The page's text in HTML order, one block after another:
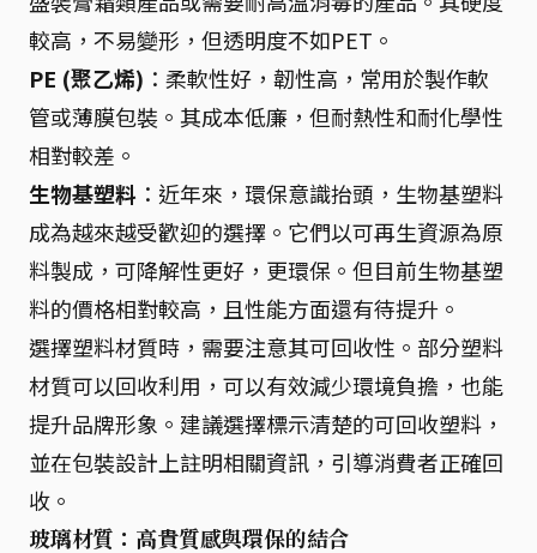
較高，不易變形，但透明度不如PET。
PE (聚乙烯) ：柔軟性好，韌性高，常用於製作軟
管或薄膜包裝。其成本低廉，但耐熱性和耐化學性
相對較差。
生物基塑料 ：近年來，環保意識抬頭，生物基塑料
成為越來越受歡迎的選擇。它們以可再生資源為原
料製成，可降解性更好，更環保。但目前生物基塑
料的價格相對較高，且性能方面還有待提升。
選擇塑料材質時，需要注意其可回收性。部分塑料
材質可以回收利用，可以有效減少環境負擔，也能
提升品牌形象。建議選擇標示清楚的可回收塑料，
並在包裝設計上註明相關資訊，引導消費者正確回
收。
玻璃材質：高貴質感與環保的結合